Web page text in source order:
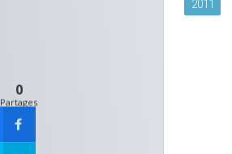
2011
0
Partages